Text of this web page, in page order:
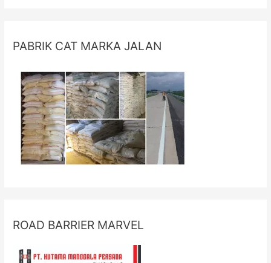
PABRIK CAT MARKA JALAN
ROAD BARRIER MARVEL